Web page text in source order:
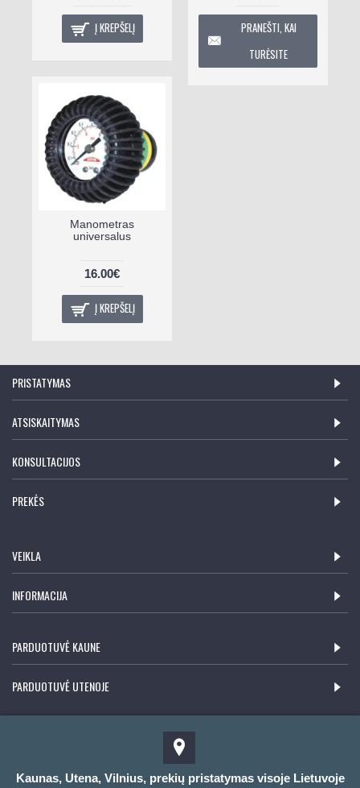
Į KREPŠELĮ
PRANEŠTI, KAI
TURĖSITE
Manometras
universalus
16.00€
Į KREPŠELĮ
PRISTATYMAS
ATSISKAITYMAS
KONSULTACIJOS
PREKĖS
VEIKLA
INFORMACIJA
PARDUOTUVĖ KAUNE
PARDUOTUVĖ UTENOJE
Kaunas, Utena, Vilnius, prekių pristatymas visoje Lietuvoje